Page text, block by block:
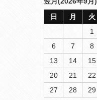
日
月 火
1
6
7 8
13
14 15
20
21 22
27
28 29